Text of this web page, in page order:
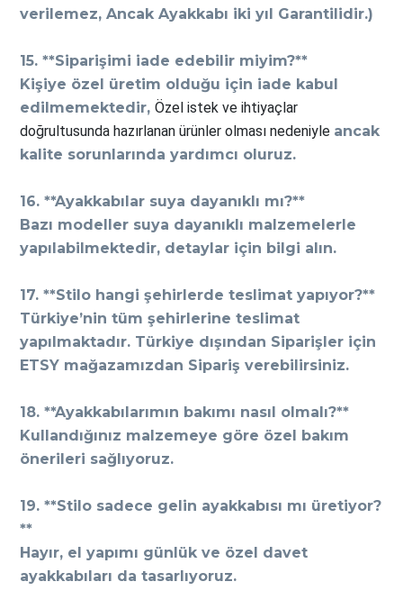
verilemez, Ancak Ayakkabı iki yıl Garantilidir.)
15. **Siparişimi iade edebilir miyim?**
Kişiye özel üretim olduğu için iade kabul
edilmemektedir,Özel istek ve ihtiyaçlar
doğrultusunda hazırlanan ürünler olması nedeniyle ancak
kalite sorunlarında yardımcı oluruz.
16. **Ayakkabılar suya dayanıklı mı?**
Bazı modeller suya dayanıklı malzemelerle
yapılabilmektedir, detaylar için bilgi alın.
17. **Stilo hangi şehirlerde teslimat yapıyor?**
Türkiye’nin tüm şehirlerine teslimat
yapılmaktadır. Türkiye dışından Siparişler için
ETSY mağazamızdan Sipariş verebilirsiniz.
18. **Ayakkabılarımın bakımı nasıl olmalı?**
Kullandığınız malzemeye göre özel bakım
önerileri sağlıyoruz.
19. **Stilo sadece gelin ayakkabısı mı üretiyor?
**
Hayır, el yapımı günlük ve özel davet
ayakkabıları da tasarlıyoruz.